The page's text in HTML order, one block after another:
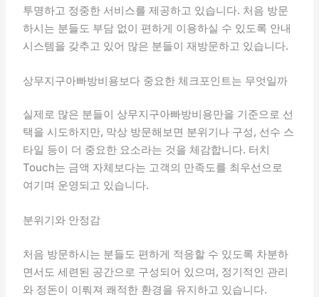
투명하고 정중한 서비스를 제공하고 있습니다. 처음 방문
하시는 분들도 부담 없이 편하게 이용하실 수 있도록 안내
시스템을 갖추고 있어 많은 분들이 재방문하고 있습니다.
상무지구아빠방비용보다 중요한 체크포인트는 무엇일까
실제로 많은 분들이 상무지구아빠방비용만을 기준으로 선
택을 시도하지만, 막상 방문해보면 분위기나 구성, 선수 스
타일 등이 더 중요한 요소라는 것을 체감합니다. 터치
Touch는 금액 자체보다는 고객의 만족도를 최우선으로
여기며 운영되고 있습니다.
분위기와 안정감
처음 방문하시는 분들도 편하게 적응할 수 있도록 차분하
면서도 세련된 공간으로 구성되어 있으며, 정기적인 관리
와 정돈이 이뤄져 쾌적한 환경을 유지하고 있습니다.